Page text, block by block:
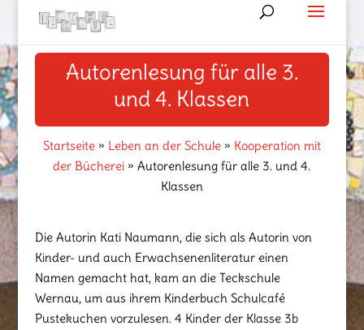
Autorenlesung für alle 3.
und 4. Klassen
Startseite» Leben an der Schule» Kooperation mit
der Bücherei »Autorenlesung für alle 3. und 4.
Klassen
Die Autorin Kati Naumann, die sich als Autorin von
Kinder- und auch Erwachsenenliteratur einen
Namen gemacht hat, kam an die Teckschule
Wernau, um aus ihrem Kinderbuch Schulcafé
Pustekuchen vorzulesen. 4 Kinder der Klasse 3b